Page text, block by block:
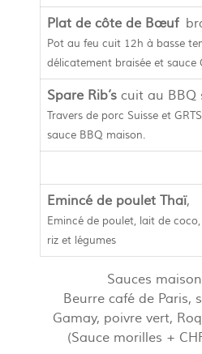
Plat de côte de Bœuf
Pot au feu cuit 12h à basse
délicatement braisée et sauce
Spare Rib’s cuit au BBQ
Travers de porc Suisse et
sauce BBQ maison.
Emincé de poulet Thaï,
Emincé de poulet, lait de
riz et légumes
Sauces
Beurre café de Paris,
Gamay, poivre vert,
(Sauce morilles +